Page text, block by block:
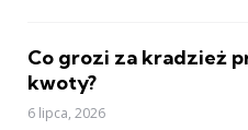
Co grozi za kradzież
kwoty?
6 lipca, 2026